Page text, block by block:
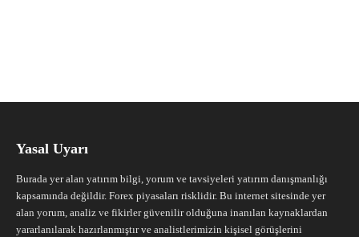
Yasal Uyarı
Burada yer alan yatırım bilgi, yorum ve tavsiyeleri yatırım danışmanlığı
kapsamında değildir. Forex piyasaları risklidir. Bu internet sitesinde yer
alan yorum, analiz ve fikirler güvenilir olduğuna inanılan kaynaklardan
yararlanılarak hazırlanmıştır ve analistlerimizin kişisel görüşlerini